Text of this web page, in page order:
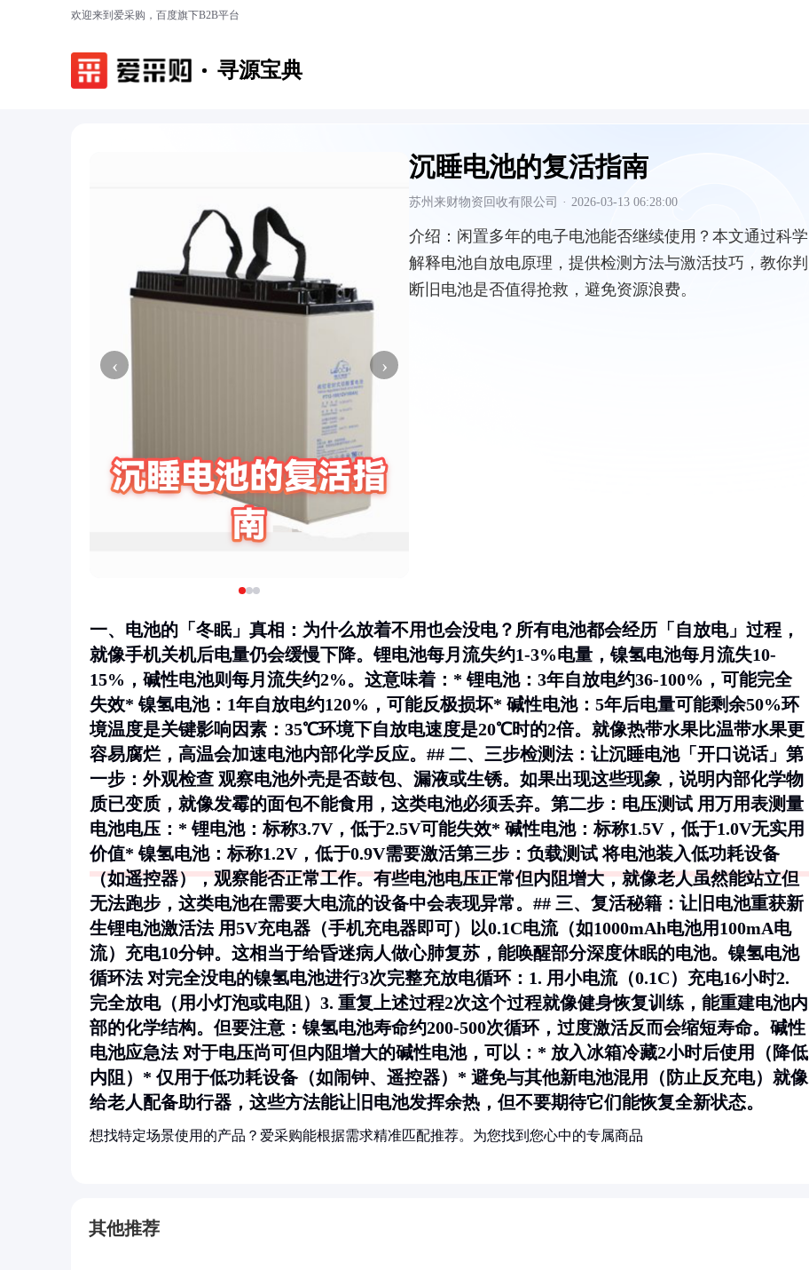
欢迎来到爱采购，百度旗下B2B平台
寻源宝典
‹ ›
沉睡电池的复活指南
苏州来财物资回收有限公司 · 2026-03-13 06:28:00
介绍： 闲置多年的电子电池能否继续使用？本文通过科学
解释电池自放电原理，提供检测方法与激活技巧，教你判
断旧电池是否值得抢救，避免资源浪费。
一、电池的「冬眠」真相：为什么放着不用也会没电？所有电池都会经历「自放电」过程，
就像手机关机后电量仍会缓慢下降。锂电池每月流失约1-3%电量，镍氢电池每月流失10-
15%，碱性电池则每月流失约2%。这意味着：* 锂电池：3年自放电约36-100%，可能完全
失效* 镍氢电池：1年自放电约120%，可能反极损坏* 碱性电池：5年后电量可能剩余50%环
境温度是关键影响因素：35℃环境下自放电速度是20℃时的2倍。就像热带水果比温带水果更
容易腐烂，高温会加速电池内部化学反应。## 二、三步检测法：让沉睡电池「开口说话」 第
一步：外观检查 观察电池外壳是否鼓包、漏液或生锈。如果出现这些现象，说明内部化学物
质已变质，就像发霉的面包不能食用，这类电池必须丢弃。 第二步：电压测试 用万用表测量
电池电压：* 锂电池：标称3.7V，低于2.5V可能失效* 碱性电池：标称1.5V，低于1.0V无实用
价值* 镍氢电池：标称1.2V，低于0.9V需要激活第三步：负载测试将电池装入低功耗设备
（如遥控器），观察能否正常工作。有些电池电压正常但内阻增大，就像老人虽然能站立但
无法跑步，这类电池在需要大电流的设备中会表现异常。## 三、复活秘籍：让旧电池重获新
生锂电池激活法用5V充电器（手机充电器即可）以0.1C电流（如1000mAh电池用100mA电
流）充电10分钟。这相当于给昏迷病人做心肺复苏，能唤醒部分深度休眠的电池。 镍氢电池
循环法对完全没电的镍氢电池进行3次完整充放电循环：1. 用小电流（0.1C）充电16小时2.
完全放电（用小灯泡或电阻）3. 重复上述过程2次这个过程就像健身恢复训练，能重建电池内
部的化学结构。但要注意：镍氢电池寿命约200-500次循环，过度激活反而会缩短寿命。 碱性
电池应急法对于电压尚可但内阻增大的碱性电池，可以：* 放入冰箱冷藏2小时后使用（降低
内阻）* 仅用于低功耗设备（如闹钟、遥控器）* 避免与其他新电池混用（防止反充电）就像
给老人配备助行器，这些方法能让旧电池发挥余热，但不要期待它们能恢复全新状态。
想找特定场景使用的产品？爱采购能根据需求精准匹配推荐。为您找到您心中的专属商品
其他推荐